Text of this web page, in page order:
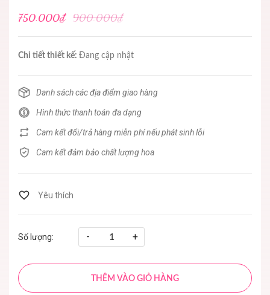
750.000₫ 900.000₫
Chi tiết thiết kế: Đang cập nhật
Danh sách các địa điểm giao hàng
Hình thức thanh toán đa dạng
Cam kết đổi/trả hàng miễn phí nếu phát sinh lỗi
Cam kết đảm bảo chất lượng hoa
Số lượng: - +
THÊM VÀO GIỎ HÀNG